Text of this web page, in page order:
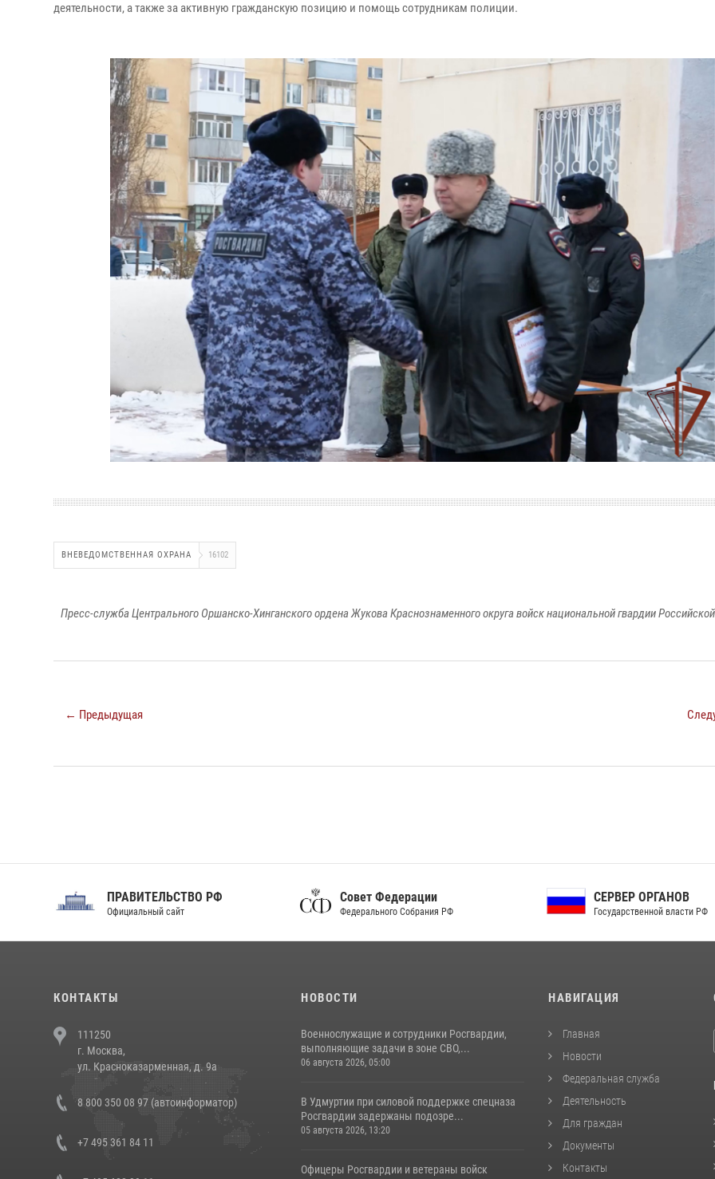
деятельности, а также за активную гражданскую позицию и помощь сотрудникам полиции.
ВНЕВЕДОМСТВЕННАЯ ОХРАНА 16102
Пресс-служба Центрального Оршанско-Хинганского ордена Жукова Краснознаменного округа войск национальной гвардии
← Предыдущая
ПРАВИТЕЛЬСТВО РФ
Официальный сайт
Совет Федерации
Федерального Собрания РФ
СЕРВЕР ОРГАНОВ
Государственной власти РФ
КОНТАКТЫ
111250
г. Москва,
ул. Красноказарменная, д. 9а
8 800 350 08 97 (автоинформатор)
+7 495 361 84 11
НОВОСТИ
Военнослужащие и сотрудники Росгвардии,
выполняющие задачи в зоне СВО,...
06 августа 2026, 05:00
В Удмуртии при силовой поддержке спецназа
Росгвардии задержаны подозре...
05 августа 2026, 13:20
Офицеры Росгвардии и ветераны войск
НАВИГАЦИЯ
Главная
Новости
Федеральная служба
Деятельность
Для граждан
Документы
Контакты